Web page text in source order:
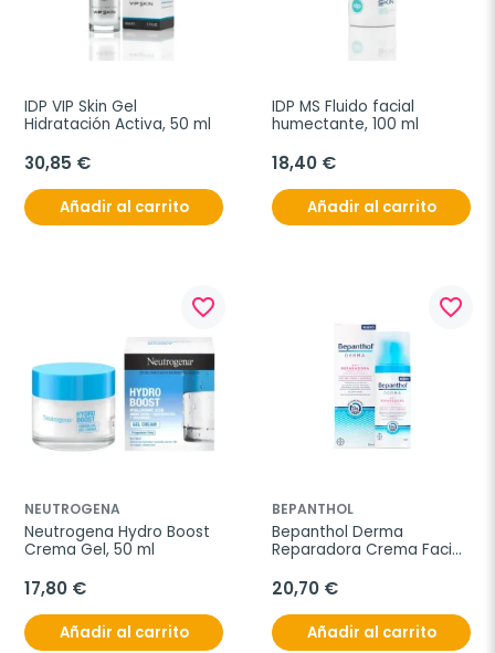
IDP VIP Skin Gel
Hidratación Activa, 50 ml
30,85 €
Añadir al carrito
IDP MS Fluido facial
humectante, 100 ml
18,40 €
Añadir al carrito
favorite_border
NEUTROGENA
Neutrogena Hydro Boost
Crema Gel, 50 ml
17,80 €
Añadir al carrito
favorite_border
BEPANTHOL
Bepanthol Derma
Reparadora Crema Facial
20,70 €
Añadir al carrito